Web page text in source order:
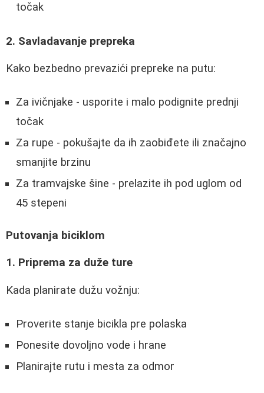
točak
2. Savladavanje prepreka
Kako bezbedno prevazići prepreke na putu:
Za ivičnjake - usporite i malo podignite prednji
točak
Za rupe - pokušajte da ih zaobiđete ili značajno
smanjite brzinu
Za tramvajske šine - prelazite ih pod uglom od
45 stepeni
Putovanja biciklom
1. Priprema za duže ture
Kada planirate dužu vožnju:
Proverite stanje bicikla pre polaska
Ponesite dovoljno vode i hrane
Planirajte rutu i mesta za odmor